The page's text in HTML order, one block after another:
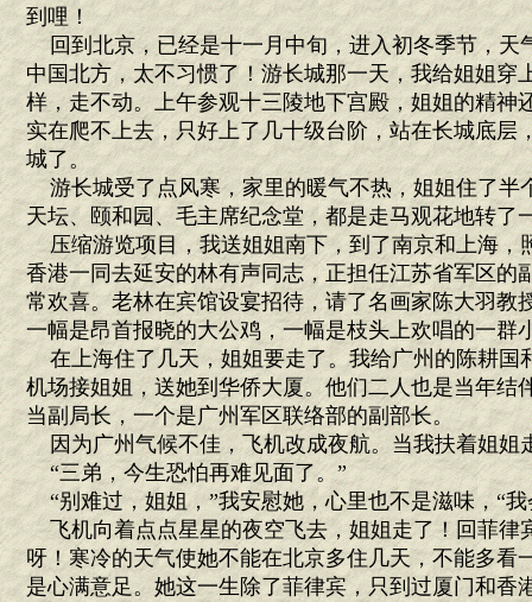
到哩！
回到北京，已经是十一月中旬，进入初冬季节，天
中国北方，太不习惯了！游长城那一天，我给姐姐穿
样，走不动。上午参观十三陵地下宫殿，姐姐的精神
实在爬不上去，只好上了几十级台阶，站在长城底层
城了。
游长城受了点风寒，家里的暖气不热，姐姐住了半
天坛、颐和园、毛主席纪念堂，都是走马观花地转了
压缩游览项目，我送姐姐南下，到了南京和上海，
香港一同去延安的林有声同志，正担任江苏省军区的
常欢喜。老林在宾馆设宴招待，请了名画家陈大羽教
一幅是昂首报晓的大公鸡，一幅是枝头上欢唱的一群
在上海住了几天，姐姐要走了。我给广州的陈耕国
机场接姐姐，送她到华侨大厦。他们二人也是当年结
当副局长，一个是广州军区联络部的副部长。
因为广州气候不佳，飞机改成夜航。当我扶着姐姐
“三弟，今生恐怕再难见面了。”
“别难过，姐姐，”我安慰她，心里也不是滋味，“我
飞机向着点点星星的夜空飞去，姐姐走了！回菲律
呀！寒冷的天气使她不能在北京多住几天，不能多看
是心满意足。她这一生除了菲律宾，只到过厦门和香